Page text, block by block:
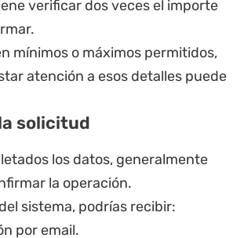
verificar dos veces el importe
mínimos o máximos permitidos,
atención a esos detalles puede
solicitud
los datos, generalmente
la operación.
sistema, podrías recibir:
por email.